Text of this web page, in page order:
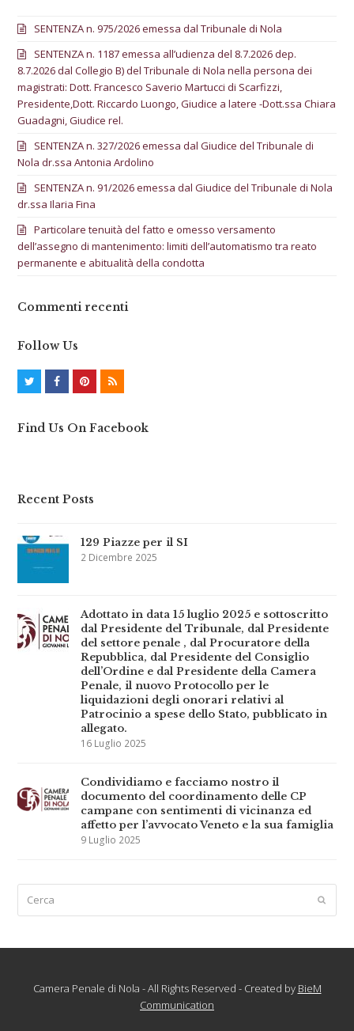
SENTENZA n. 975/2026 emessa dal Tribunale di Nola
SENTENZA n. 1187 emessa all’udienza del 8.7.2026 dep.
8.7.2026 dal Collegio B) del Tribunale di Nola nella persona dei
magistrati: Dott. Francesco Saverio Martucci di Scarfizzi,
Presidente,Dott. Riccardo Luongo, Giudice a latere -Dott.ssa Chiara
Guadagni, Giudice rel.
SENTENZA n. 327/2026 emessa dal Giudice del Tribunale di
Nola dr.ssa Antonia Ardolino
SENTENZA n. 91/2026 emessa dal Giudice del Tribunale di Nola
dr.ssa Ilaria Fina
Particolare tenuità del fatto e omesso versamento
dell’assegno di mantenimento: limiti dell’automatismo tra reato
permanente e abitualità della condotta
Commenti recenti
Follow Us
i
e
c
o
k
n
r
s
R
S
Find Us On Facebook
Recent Posts
129 Piazze per il SI
2 Dicembre 2025
Adottato in data 15 luglio 2025 e sottoscritto
dal Presidente del Tribunale, dal Presidente
del settore penale , dal Procuratore della
Repubblica, dal Presidente del Consiglio
dell’Ordine e dal Presidente della Camera
Penale, il nuovo Protocollo per le
liquidazioni degli onorari relativi al
Patrocinio a spese dello Stato, pubblicato in
allegato.
16 Luglio 2025
Condividiamo e facciamo nostro il
documento del coordinamento delle CP
campane con sentimenti di vicinanza ed
affetto per l’avvocato Veneto e la sua famiglia
9 Luglio 2025
Camera Penale di Nola - All Rights Reserved - Created by BieM
Communication